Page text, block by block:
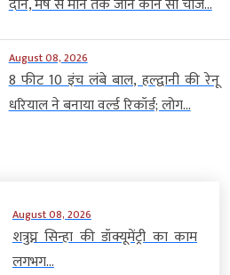
August 08, 2026
8 फीट 10 इंच लंबे बाल, हल्द्वानी की रेनू
धरियाल ने बनाया वर्ल्ड रिकॉर्ड; लोग...
August 08, 2026
शत्रुघ्न सिन्हा की डॉक्यूमेंट्री का काम
लगभग...